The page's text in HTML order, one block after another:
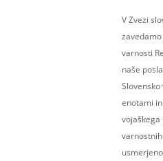
V Zvezi
varnosti
naše
enotami